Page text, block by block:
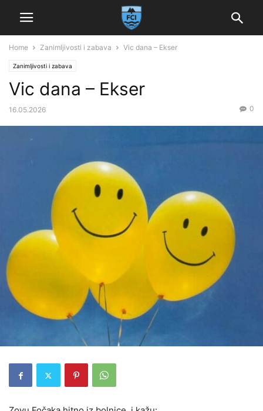
Home Zanimljivosti i zabava Vic dana – Ekser
Zanimljivosti i zabava
Vic dana – Ekser
16.05.2026 0